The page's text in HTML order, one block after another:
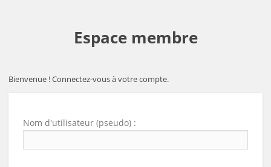
Espace membre
Bienvenue ! Connectez-vous à votre compte.
Nom d'utilisateur (pseudo) :